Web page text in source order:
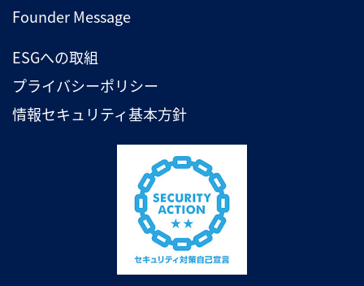
Founder Message
ESGへの取組
プライバシーポリシー
情報セキュリティ基本方針